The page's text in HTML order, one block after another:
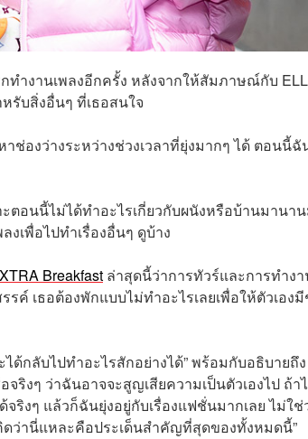
ทำงานเพลงอีกครั้ง หลังจากให้สัมภาษณ์กับ
รับสิ่งอื่นๆ ที่เธอสนใจ
ช่องว่างระหว่างช่วงเวลาที่ยุ่งมากๆ ได้ ตอนนี้ฉั
ตอนนี้ไม่ได้ทำอะไรเกี่ยวกับผนังหรือบ้านมานา
เพื่อไปทำเรื่องอื่นๆ ดูบ้าง
Breakfast ล่าสุดนี้ว่าการทัวร์และการทำง
ค์ เธอต้องพักแบบไม่ทำอะไรเลยเพื่อให้ตัวเอง
ได้กลับไปทำอะไรสักอย่างได้” พร้อมกับอธิบายถึง
ริงๆ ว่าฉันอาจจะสูญเสียความเป็นตัวเองไป ถ้า
ริงๆ แล้วก็ฉันยุ่งอยู่กับเรื่องแฟชั่นมากเลย ไม่ใช่
ว่านี่แหละคือประเด็นสำคัญที่สุดของทั้งหมดนี้”